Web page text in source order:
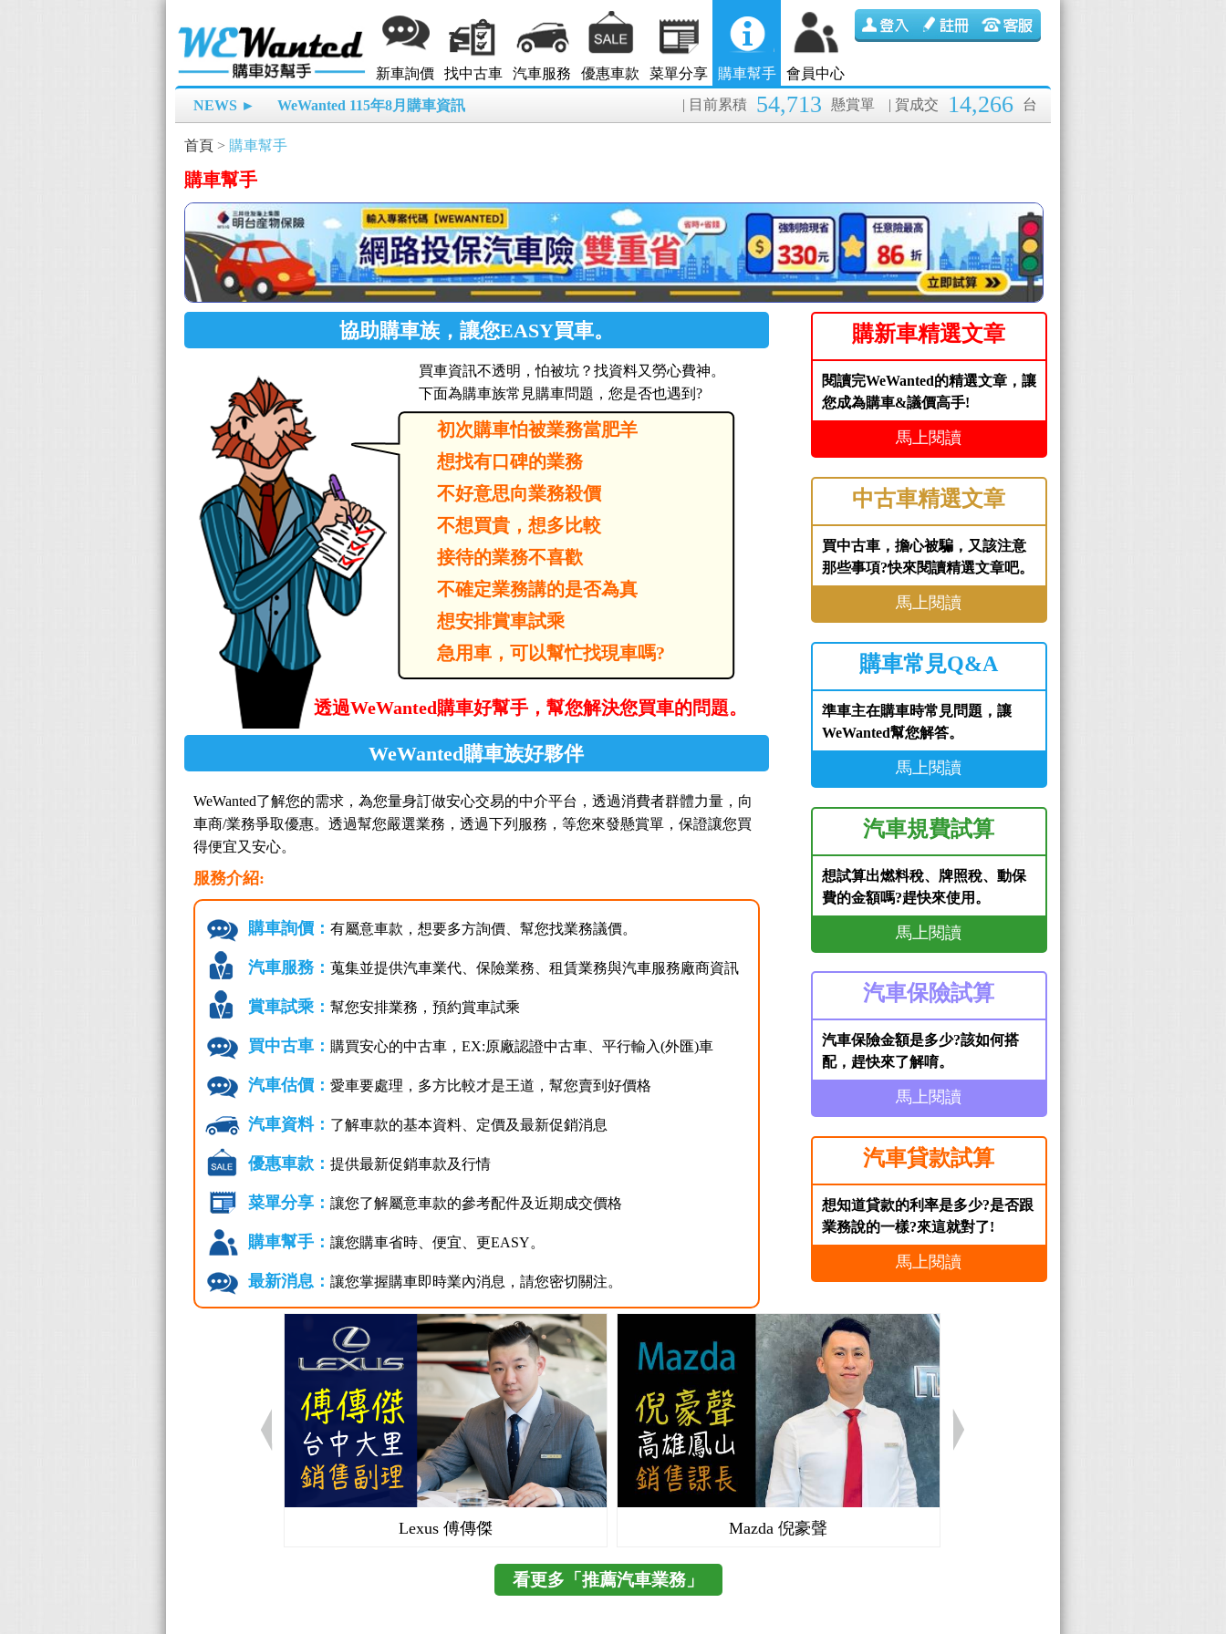
新車詢價 找中古車 汽車服務 優惠車款 菜單分享 購車幫手 會員中心
NEWS ► WeWanted 115年8月購車資訊 | 賀成交 14,266 台
| 目前累積 54,713 懸賞單
首頁 > 購車幫手
購車幫手
協助購車族，讓您EASY買車。
買車資訊不透明，怕被坑？找資料又勞心費神。
下面為購車族常見購車問題，您是否也遇到?
初次購車怕被業務當肥羊
想找有口碑的業務
不好意思向業務殺價
不想買貴，想多比較
接待的業務不喜歡
不確定業務講的是否為真
想安排賞車試乘
急用車，可以幫忙找現車嗎?
透過WeWanted購車好幫手，幫您解決您買車的問題。
WeWanted購車族好夥伴
WeWanted了解您的需求，為您量身訂做安心交易的中介平台，透過消費者群體力量，向
車商/業務爭取優惠。透過幫您嚴選業務，透過下列服務，等您來發懸賞單，保證讓您買
得便宜又安心。
服務介紹:
購車詢價： 有屬意車款，想要多方詢價、幫您找業務議價。
汽車服務： 蒐集並提供汽車業代、保險業務、租賃業務與汽車服務廠商資訊
賞車試乘： 幫您安排業務，預約賞車試乘
買中古車： 購買安心的中古車，EX:原廠認證中古車、平行輸入(外匯)車
汽車估價： 愛車要處理，多方比較才是王道，幫您賣到好價格
汽車資料： 了解車款的基本資料、定價及最新促銷消息
優惠車款： 提供最新促銷車款及行情
菜單分享： 讓您了解屬意車款的參考配件及近期成交價格
購車幫手： 讓您購車省時、便宜、更EASY。
最新消息： 讓您掌握購車即時業內消息，請您密切關注。
購新車精選文章
閱讀完WeWanted的精選文章，讓
您成為購車&議價高手!
馬上閱讀
中古車精選文章
買中古車，擔心被騙，又該注意
那些事項?快來閱讀精選文章吧。
馬上閱讀
購車常見Q&A
準車主在購車時常見問題，讓
WeWanted幫您解答。
馬上閱讀
汽車規費試算
想試算出燃料稅、牌照稅、動保
費的金額嗎?趕快來使用。
馬上閱讀
汽車保險試算
汽車保險金額是多少?該如何搭
配，趕快來了解唷。
馬上閱讀
汽車貸款試算
想知道貸款的利率是多少?是否跟
業務說的一樣?來這就對了!
馬上閱讀
Lexus 傅傳傑 Mazda 倪豪聲
看更多「推薦汽車業務」